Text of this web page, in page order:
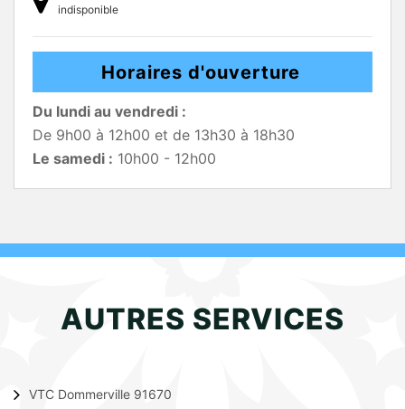
indisponible
Horaires d'ouverture
Du lundi au vendredi :
De 9h00 à 12h00 et de 13h30 à 18h30
Le samedi : 10h00 - 12h00
AUTRES SERVICES
VTC Dommerville 91670